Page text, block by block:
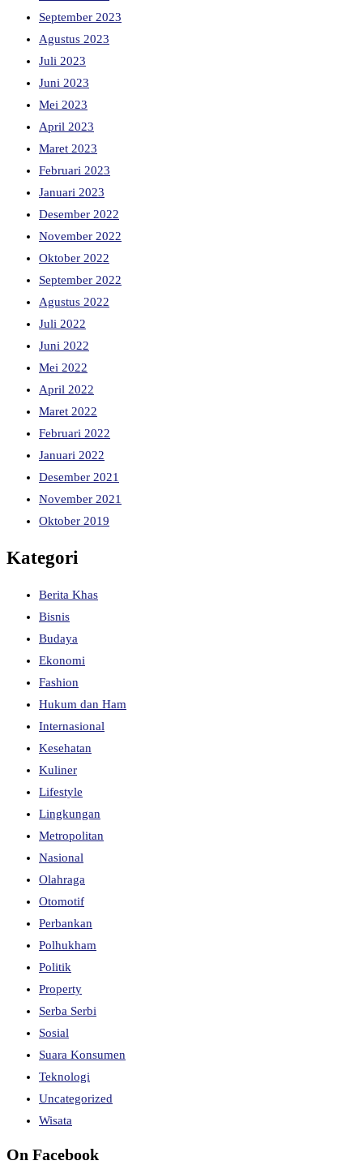
September 2023
Agustus 2023
Juli 2023
Juni 2023
Mei 2023
April 2023
Maret 2023
Februari 2023
Januari 2023
Desember 2022
November 2022
Oktober 2022
September 2022
Agustus 2022
Juli 2022
Juni 2022
Mei 2022
April 2022
Maret 2022
Februari 2022
Januari 2022
Desember 2021
November 2021
Oktober 2019
Kategori
Berita Khas
Bisnis
Budaya
Ekonomi
Fashion
Hukum dan Ham
Internasional
Kesehatan
Kuliner
Lifestyle
Lingkungan
Metropolitan
Nasional
Olahraga
Otomotif
Perbankan
Polhukham
Politik
Property
Serba Serbi
Sosial
Suara Konsumen
Teknologi
Uncategorized
Wisata
On Facebook